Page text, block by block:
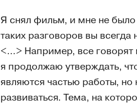
Я снял фильм, и мне не
таких разговоров вы
<...> Например, все
я продолжаю утверждать,
являются частью работы,
развиваться. Тема, на